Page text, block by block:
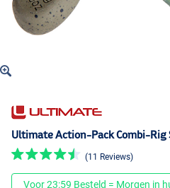
Ultimate Action-Pack Combi-
(11 Reviews)
Voor 23:59 Besteld = Morgen in